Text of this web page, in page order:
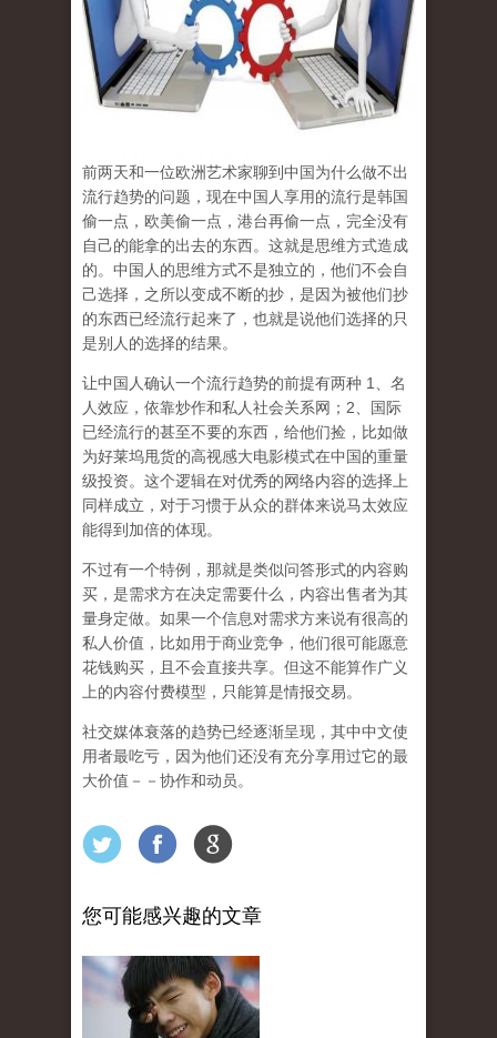
前两天和一位欧洲艺术家聊到中国为什么做不出
流行趋势的问题，现在中国人享用的流行是韩国
偷一点，欧美偷一点，港台再偷一点，完全没有
自己的能拿的出去的东西。这就是思维方式造成
的。中国人的思维方式不是独立的，他们不会自
己选择，之所以变成不断的抄，是因为被他们抄
的东西已经流行起来了，也就是说他们选择的只
是别人的选择的结果。
让中国人确认一个流行趋势的前提有两种 1、名
人效应，依靠炒作和私人社会关系网；2、国际
已经流行的甚至不要的东西，给他们捡，比如做
为好莱坞甩货的高视感大电影模式在中国的重量
级投资。这个逻辑在对优秀的网络内容的选择上
同样成立，对于习惯于从众的群体来说马太效应
能得到加倍的体现。
不过有一个特例，那就是类似问答形式的内容购
买，是需求方在决定需要什么，内容出售者为其
量身定做。如果一个信息对需求方来说有很高的
私人价值，比如用于商业竞争，他们很可能愿意
花钱购买，且不会直接共享。但这不能算作广义
上的内容付费模型，只能算是情报交易。
社交媒体衰落的趋势已经逐渐呈现，其中中文使
用者最吃亏，因为他们还没有充分享用过它的最
大价值－－协作和动员。
您可能感兴趣的文章